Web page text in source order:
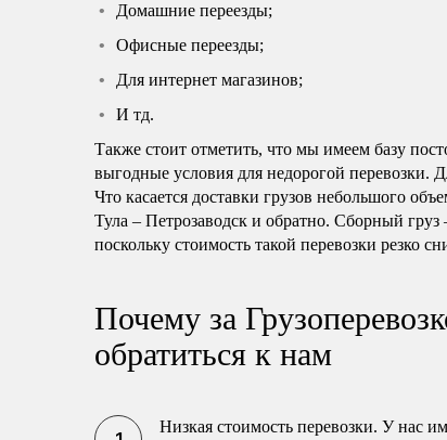
Домашние переезды;
Офисные переезды;
Для интернет магазинов;
И тд.
Также стоит отметить, что мы имеем базу
выгодные условия для недорогой перевозки.
Что касается доставки грузов небольшого
Тула – Петрозаводск и обратно. Сборный
поскольку стоимость такой перевозки резко
Почему за
обратиться к нам
Низкая стоимость перевозки. У нас